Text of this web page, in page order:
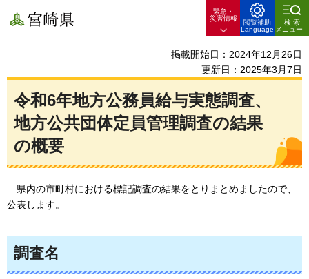
宮崎県
緊急・
災害情報
閲覧補助
Language
検索
メニュー
掲載開始日：2024年12月26日
更新日：2025年3月7日
令和6年地方公務員給与実態調査、
地方公共団体定員管理調査の結果
の概要
県内の市町村における標記調査の結果をとりまとめましたので、
公表します。
調査名